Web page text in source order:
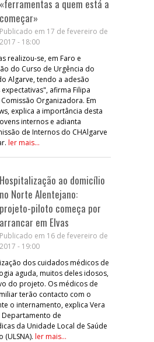
«ferramentas a quem está a
começar»
Publicado em 17 de fevereiro de
2017 - 18:00
realizou-se, em Faro e
do Curso de Urgência do
Algarve, tendo a adesão
afirma Filipa
Organizadora. Em
explica a importância desta
internos e adianta
de Internos do CHAlgarve
ler mais...
Hospitalização ao domicílio
no Norte Alentejano:
projeto-piloto começa por
arrancar em Elvas
Publicado em 16 de fevereiro de
2017 - 19:00
dos cuidados médicos de
aguda, muitos deles idosos,
do projeto. Os médicos de
terão contacto com o
o internamento, explica Vera
de
da Unidade Local de Saúde
ler mais...